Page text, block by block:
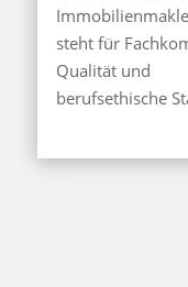
steht für
Qualität und
berufsethische